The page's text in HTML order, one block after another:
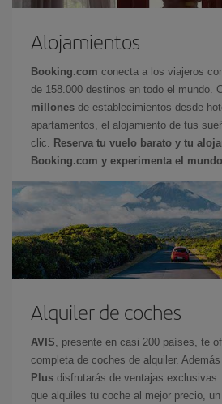
Alojamientos
Booking.com conecta a los viajeros
de 158.000 destinos en todo el mundo.
millones de establecimientos desde
apartamentos, el alojamiento de tus
clic.
Reserva tu vuelo barato y tu
Booking.com y experimenta el
Alquiler de coches
AVIS , presente en casi 200 países, te
completa de coches de alquiler.
Plus disfrutarás de ventajas
que alquiles tu coche al mejor precio,